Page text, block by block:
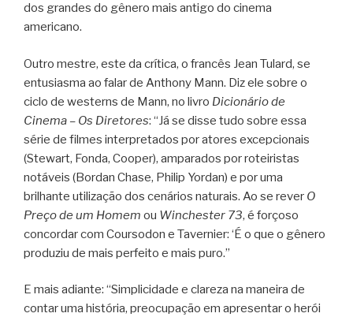
dos grandes do gênero mais antigo do cinema
americano.
Outro mestre, este da crítica, o francês Jean Tulard, se
entusiasma ao falar de Anthony Mann. Diz ele sobre o
ciclo de westerns de Mann, no livro Dicionário de
Cinema – Os Diretores: “Já se disse tudo sobre essa
série de filmes interpretados por atores excepcionais
(Stewart, Fonda, Cooper), amparados por roteiristas
notáveis (Bordan Chase, Philip Yordan) e por uma
brilhante utilização dos cenários naturais. Ao se rever O
Preço de um Homem ou Winchester 73, é forçoso
concordar com Coursodon e Tavernier: ‘É o que o gênero
produziu de mais perfeito e mais puro.”
E mais adiante: “Simplicidade e clareza na maneira de
contar uma história, preocupação em apresentar o herói